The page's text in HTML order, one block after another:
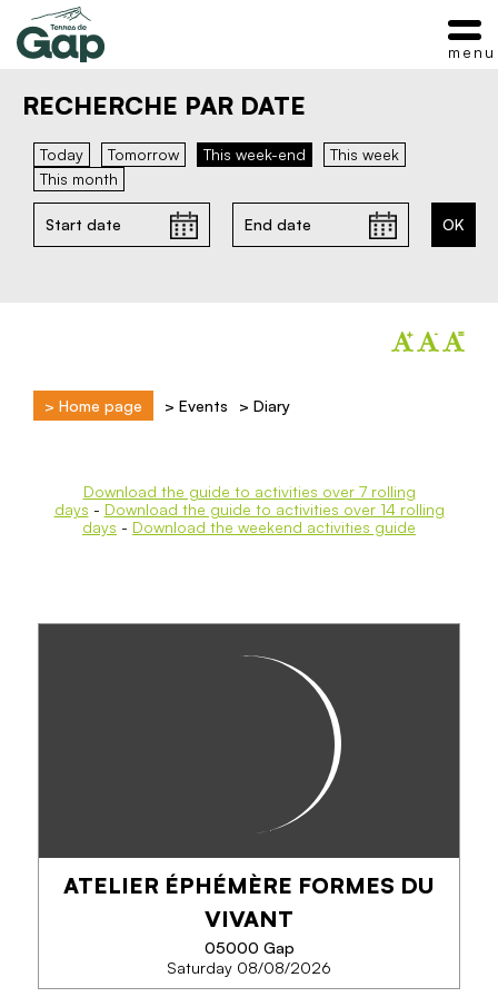
RECHERCHE PAR DATE
Today Tomorrow This week-end
This week
This month
> Home page > Events > Diary
Download the guide to activities over 7 rolling
days - Download the guide to activities over 14 rolling
days - Download the weekend activities guide
ATELIER ÉPHÉMÈRE FORMES DU
VIVANT
05000 Gap
Saturday 08/08/2026
menu